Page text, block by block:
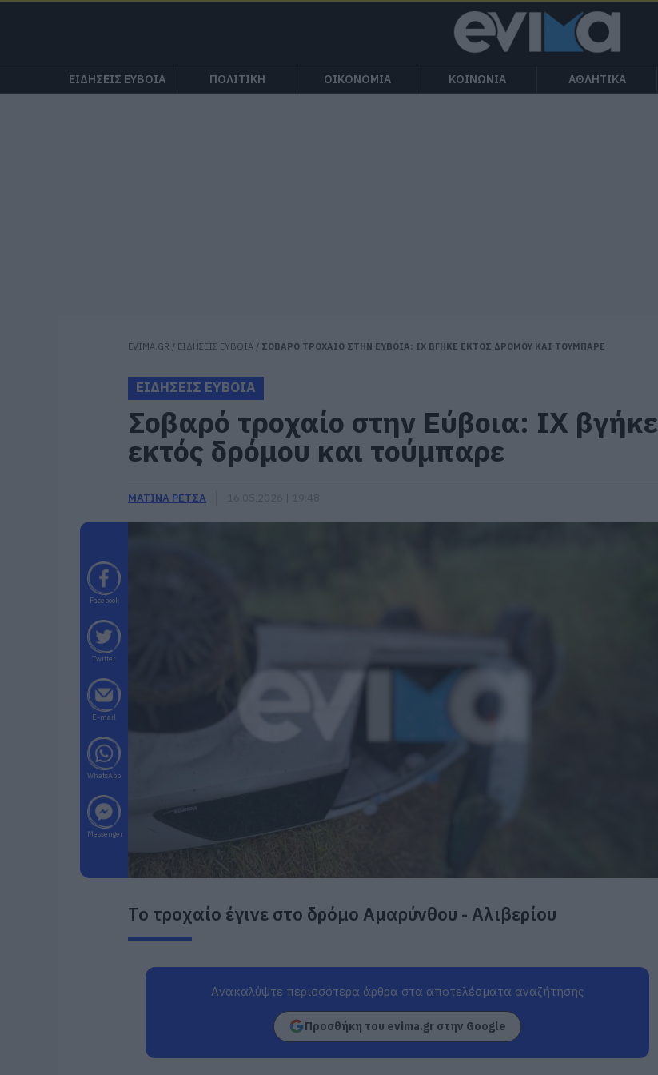
ΕΙΔΗΣΕΙΣ ΕΥΒΟΙΑ ΠΟΛΙΤΙΚΗ ΟΙΚΟΝΟΜΙΑ ΚΟΙΝΩΝΙΑ ΑΘΛΗΤΙΚΑ
EVIMA.GR / ΕΙΔΗΣΕΙΣ ΕΥΒΟΙΑ / ΣΟΒΑΡΟ ΤΡΟΧΑΙΟ ΣΤΗΝ ΕΥΒΟΙΑ: ΙΧ ΒΓΗΚΕ ΕΚΤΟΣ ΔΡΟΜΟΥ ΚΑΙ ΤΟΥΜΠΑΡΕ
ΕΙΔΗΣΕΙΣ ΕΥΒΟΙΑ
Σοβαρό τροχαίο στην Εύβοια: ΙΧ βγήκε
εκτός δρόμου και τούμπαρε
ΜΑΤΙΝΑ ΡΕΤΣΑ
Facebook
Twitter
E-mail
WhatsApp
Messenger
Το τροχαίο έγινε στο δρόμο Αμαρύνθου - Αλιβερίου
Ανακαλύψτε περισσότερα άρθρα στα αποτελέσματα αναζήτησης
Προσθήκη του evima.gr στην Google